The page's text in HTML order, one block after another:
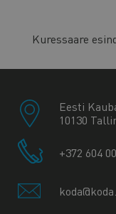
Kuressaare
Eesti
10130
+372 604